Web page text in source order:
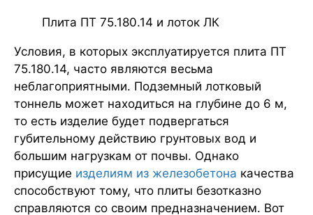
Плита ПТ 75.180.14 и лоток ЛК
Условия, в которых эксплуатируется плита ПТ
75.180.14, часто являются весьма
неблагоприятными. Подземный лотковый
тоннель может находиться на глубине до 6 м,
то есть изделие будет подвергаться
губительному действию грунтовых вод и
большим нагрузкам от почвы. Однако
присущие изделиям из железобетона качества
способствуют тому, что плиты безотказно
справляются со своим предназначением. Вот